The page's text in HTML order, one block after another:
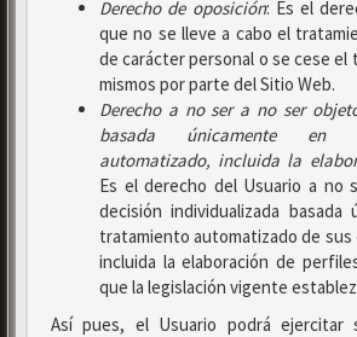
Derecho de oposición: Es el
que no se lleve a cabo el
de carácter personal o se cese el
mismos por parte del Sitio Web.
Derecho a no ser a no ser
basada únicamente en
automatizado, incluida la
Es el derecho del Usuario a no
decisión individualizada
tratamiento automatizado de sus
incluida la elaboración de
que la legislación vigente
Así pues, el Usuario podrá ejercitar